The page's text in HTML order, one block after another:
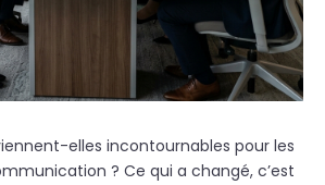
elles incontournables pour les
? Ce qui a changé, c’est